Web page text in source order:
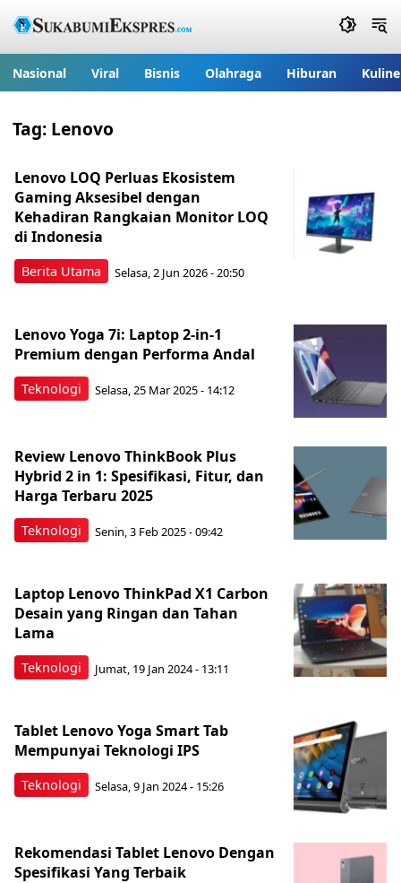
Nasional Viral Bisnis Olahraga Hiburan
Tag: Lenovo
Berita Utama
Lenovo LOQ Perluas Ekosistem
Gaming Aksesibel dengan
Kehadiran Rangkaian Monitor LOQ
di Indonesia
Selasa, 2 Jun 2026 - 20:50
Teknologi
Lenovo Yoga 7i: Laptop 2-in-1
Premium dengan Performa Andal
Selasa, 25 Mar 2025 - 14:12
Teknologi
Review Lenovo ThinkBook Plus
Hybrid 2 in 1: Spesifikasi, Fitur, dan
Harga Terbaru 2025
Senin, 3 Feb 2025 - 09:42
Teknologi
Laptop Lenovo ThinkPad X1 Carbon
Desain yang Ringan dan Tahan
Lama
Jumat, 19 Jan 2024 - 13:11
Teknologi
Tablet Lenovo Yoga Smart Tab
Mempunyai Teknologi IPS
Selasa, 9 Jan 2024 - 15:26
Rekomendasi Tablet Lenovo Dengan
Spesifikasi Yang Terbaik